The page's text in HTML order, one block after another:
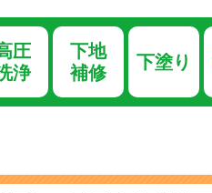
圧
浄
下地
補修
下塗り